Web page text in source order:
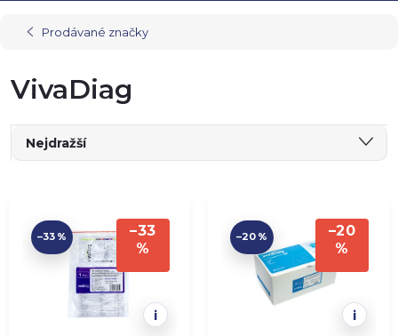
Prodávané značky
VivaDiag
Ř
Nejdražší
Abecedně
–33
%
i
–33 %
–20
%
i
–20 %